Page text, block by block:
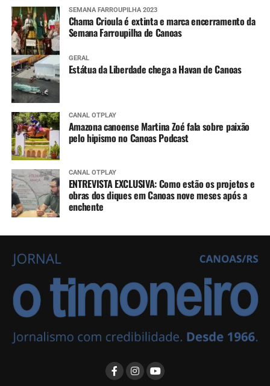
SEMANA FARROUPILHA 2023
Chama Crioula é extinta e marca encerramento da
Semana Farroupilha de Canoas
GERAL
Estátua da Liberdade chega a Havan de Canoas
CANAL OTPLAY
Amazona canoense Martina Zoé fala sobre paixão
pelo hipismo no Canoas Podcast
CANAL OTPLAY
ENTREVISTA EXCLUSIVA: Como estão os projetos e
obras dos diques em Canoas nove meses após a
enchente